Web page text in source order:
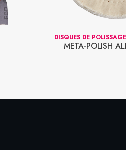
DISQUES DE
META-POLISH